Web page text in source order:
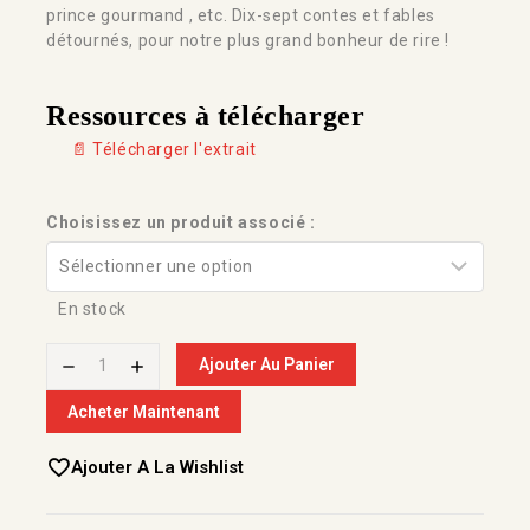
prince gourmand , etc. Dix-sept contes et fables
détournés, pour notre plus grand bonheur de rire !
Ressources à télécharger
📄 Télécharger l'extrait
Choisissez un produit associé :
En stock
Ajouter Au Panier
Acheter Maintenant
Ajouter A La Wishlist